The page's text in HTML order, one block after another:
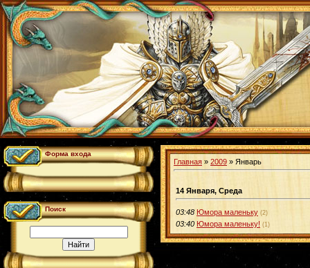
Форма входа
Поиск
Главная » 2009 » Январь
14 Января, Среда
03:48 Юмора маленьку (2)
03:40 Юмора маленьку! (1)